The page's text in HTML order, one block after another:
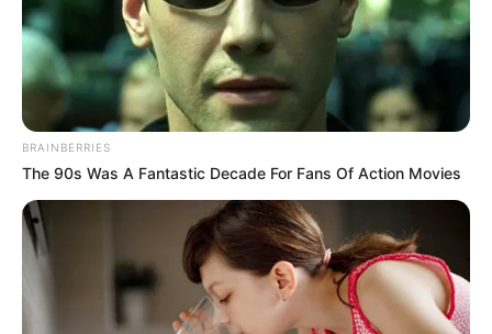
Médicos e sociedades científicas devem avaliar
cuidadosamente os dadosantes de alterar protocolos. Conforme
o Portal Euro News, o REBOOT representa um dos avanços mais
significativos no tratamento do enfarte do miocárdio nas últimas
décadas.
Fonte: JASB com informações do Portal Euro News.
BRAINBERRIES
The 90s Was A Fantastic Decade For Fans Of Action Movies